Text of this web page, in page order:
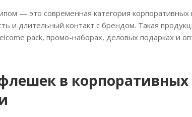
— это современная категория
и длительный контакт с брендом. Такая
pack, промо-наборах, деловых подарках и
в